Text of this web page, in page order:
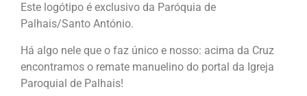
Este logótipo é exclusivo da Paróquia de
Palhais/Santo António.
Há algo nele que o faz único e nosso: acima da Cruz
encontramos o remate manuelino do portal da Igreja
Paroquial de Palhais!